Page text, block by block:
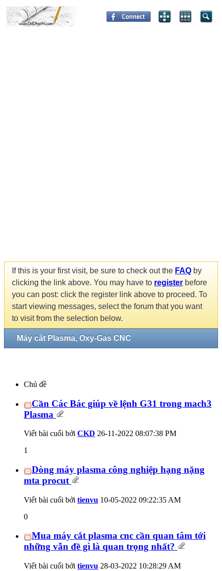
If this is your first visit, be sure to check out the FAQ by
clicking the link above. You may have to register before
you can post: click the register link above to proceed. To
start viewing messages, select the forum that you want
to visit from the selection below.
Máy cắt Plasma, Oxy-Gas CNC
Chủ đề
Cần Các Bác giúp về lệnh G31 trong mach3
Plasma
Viết bài cuối bởi CKD 26-11-2022 08:07:38 PM
1
Dòng máy plasma công nghiệp hạng nặng
mta procut
Viết bài cuối bởi tienvu 10-05-2022 09:22:35 AM
0
Mua máy cắt plasma cnc cần quan tâm tới
những vẫn đề gì là quan trọng nhất?
Viết bài cuối bởi tienvu 28-03-2022 10:28:29 AM